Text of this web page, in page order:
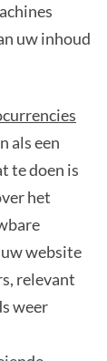
uw inhoud
als een
te doen is
het
website
relevant
weer